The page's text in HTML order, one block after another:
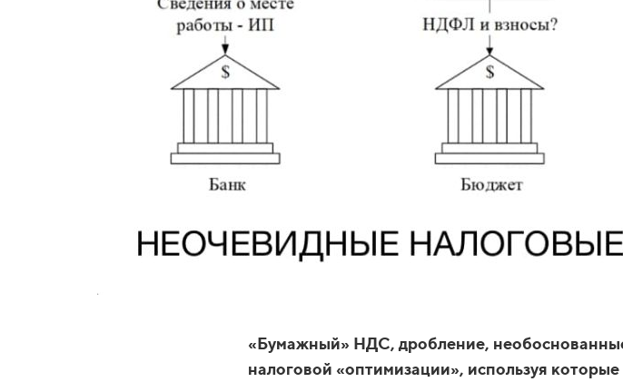
«Бумажный» НДС, дробление,
налоговой «оптимизации», используя